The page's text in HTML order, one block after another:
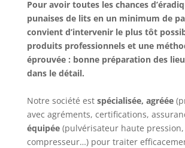
Pour avoir toutes les chances
punaises de lits en un minimum de
convient d’intervenir le plus tôt
produits professionnels et une
éprouvée : bonne préparation des
dans le détail.
Notre société est spécialisée, agréée
avec agréments, certifications,
équipée (pulvérisateur haute pression,
compresseur…) pour traiter